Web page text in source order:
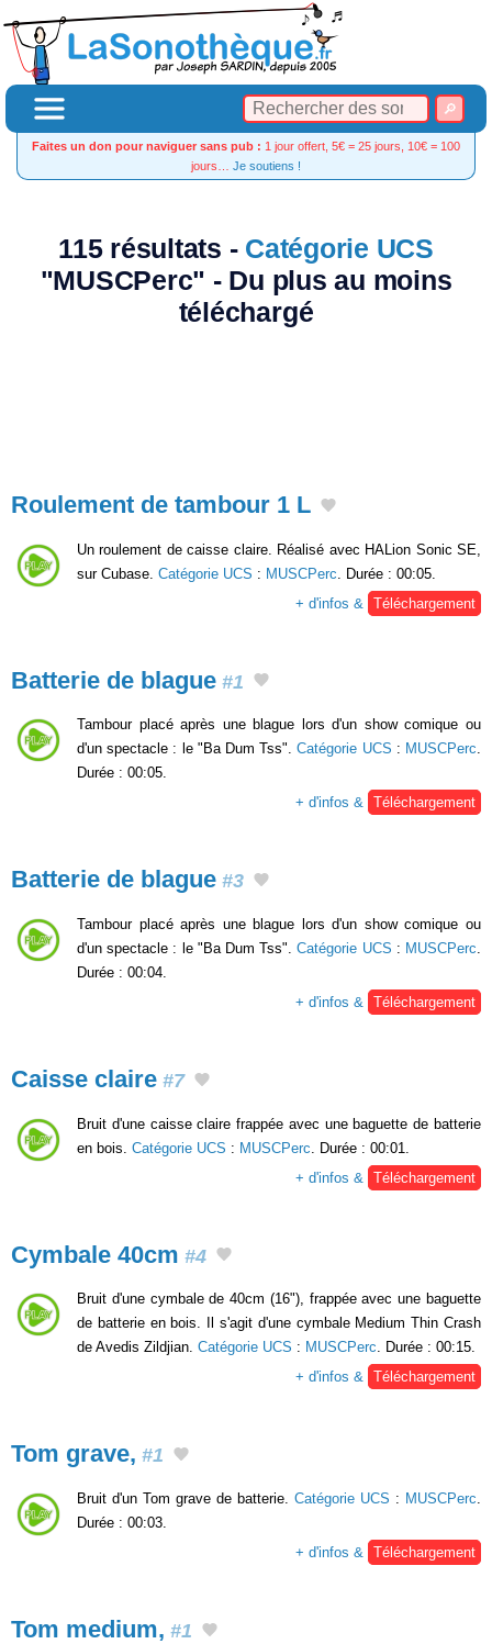
Faites un don pour naviguer sans pub : 1 jour offert, 5€ = 25 jours, 10€ = 100
jours… Je soutiens !
115 résultats - Catégorie UCS
"MUSCPerc" - Du plus au moins
téléchargé
Roulement de tambour 1 L
Un roulement de caisse claire. Réalisé avec HALion Sonic SE,
sur Cubase. Catégorie UCS : MUSCPerc . Durée : 00:05.
+ d'infos &
Téléchargement
Batterie de blague #1
Tambour placé après une blague lors d'un show comique ou
d'un spectacle : le "Ba Dum Tss".Catégorie UCS : MUSCPerc.
Durée : 00:05.
+ d'infos & Téléchargement
Batterie de blague #3
Tambour placé après une blague lors d'un show comique ou
d'un spectacle : le "Ba Dum Tss".Catégorie UCS : MUSCPerc
Durée : 00:04.
+ d'infos &
Téléchargement
Caisse claire #7
Bruit d'une caisse claire frappée avec une baguette de batterie
en bois. Catégorie UCS : MUSCPerc . Durée : 00:01.
+ d'infos &
Téléchargement
Cymbale 40cm #4
Bruit d'une cymbale de 40cm (16"), frappée avec une baguette
de batterie en bois. Il s'agit d'une cymbale Medium Thin Crash
de Avedis Zildjian. Catégorie UCS : MUSCPerc. Durée : 00:15.
+ d'infos & Téléchargement
Tom grave, #1
Bruit d'un Tom grave de batterie. Catégorie UCS : MUSCPerc
Durée : 00:03.
+ d'infos &
Téléchargement
Tom medium, #1